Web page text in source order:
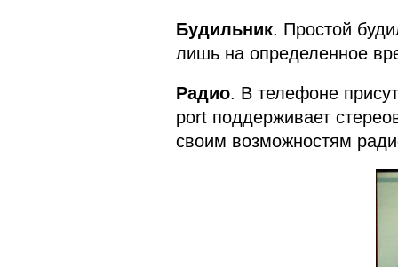
Будильник. Простой
лишь на определенное
Радио. В телефоне
port поддерживает
своим возможностям